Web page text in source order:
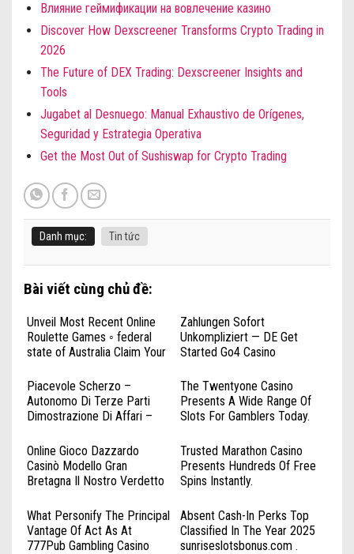
Влияние геймификации на вовлечение казино
Discover How Dexscreener Transforms Crypto Trading in
2026
The Future of DEX Trading: Dexscreener Insights and
Tools
Jugabet al Desnuego: Manual Exhaustivo de Orígenes,
Seguridad y Estrategia Operativa
Get the Most Out of Sushiswap for Crypto Trading
Danh mục: Tin tức
Bài viết cùng chủ đề:
Unveil Most Recent Online
Roulette Games ◦ federal
state of Australia Claim Your
katsubetcasinoplay.com
Zahlungen Sofort
Unkompliziert — DE Get
Started Go4 Casino
Piacevole Scherzo –
Autonomo Di Terze Parti
Dimostrazione Di Affari –
Primaplay Online Casino
The Twentyone Casino
Presents A Wide Range Of
Slots For Gamblers Today.
Nederland Claim Free Spins
Online Gioco Dazzardo
Casinò Modello Gran
Bretagna Il Nostro Verdetto
Trusted Marathon Casino
Presents Hundreds Of Free
Spins Instantly.
ro1.com/ _ Europa de Est
Play Instantly
What Personify The Principal
Vantage Of Act As At
777Pub Gambling Casino
Absent Cash-In Perks Top
Classified In The Year 2025
sunriseslotsbonus.com .